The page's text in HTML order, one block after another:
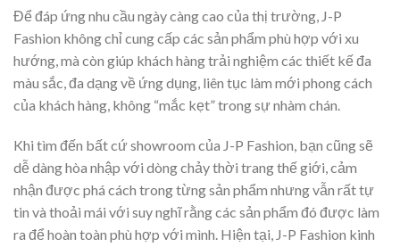
Để đáp ứng nhu cầu ngày càng cao của thị trường, J-P
Fashion không chỉ cung cấp các sản phẩm phù hợp với xu
hướng, mà còn giúp khách hàng trải nghiệm các thiết kế đa
màu sắc, đa dạng về ứng dụng, liên tục làm mới phong cách
của khách hàng, không “mắc kẹt” trong sự nhàm chán.
Khi tìm đến bất cứ showroom của J-P Fashion, bạn cũng sẽ
dễ dàng hòa nhập với dòng chảy thời trang thế giới, cảm
nhận được phá cách trong từng sản phẩm nhưng vẫn rất tự
tin và thoải mái với suy nghĩ rằng các sản phẩm đó được làm
ra để hoàn toàn phù hợp với mình. Hiện tại, J-P Fashion kinh